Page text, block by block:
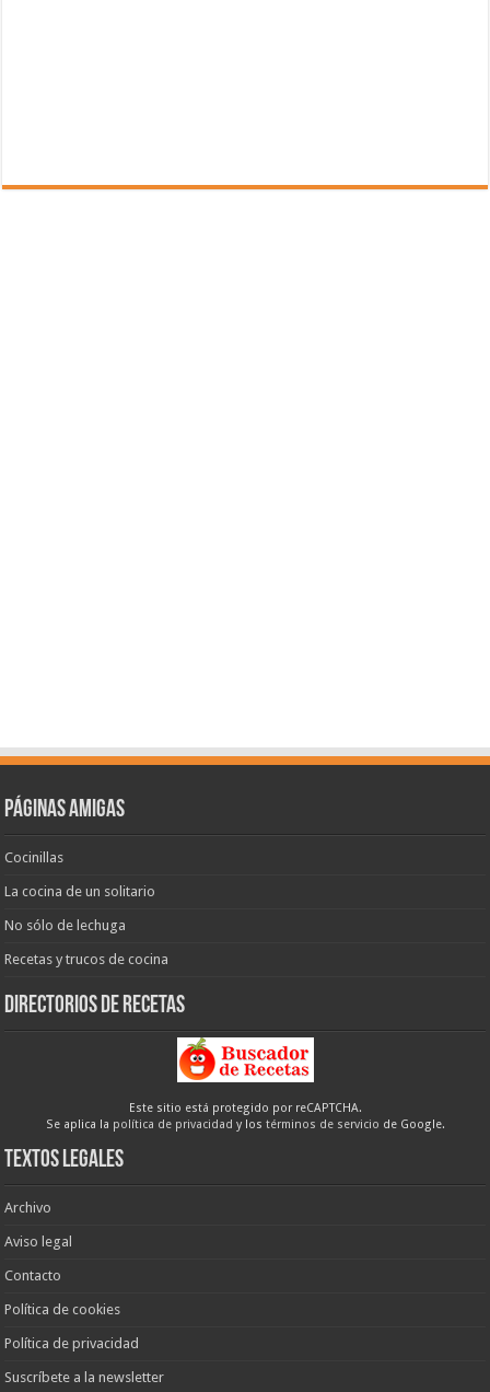
Páginas amigas
Cocinillas
La cocina de un solitario
No sólo de lechuga
Recetas y trucos de cocina
Directorios de recetas
Este sitio está protegido por reCAPTCHA.
Se aplica la política de privacidad y los términos de servicio de Google.
Textos legales
Archivo
Aviso legal
Contacto
Política de cookies
Política de privacidad
Suscríbete a la newsletter